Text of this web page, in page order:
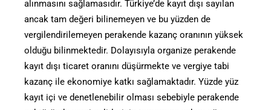
alınmasını sağlamasıdır. Türkiye’de kayıt dışı sayılan
ancak tam değeri bilinemeyen ve bu yüzden de
vergilendirilemeyen perakende kazanç oranının yüksek
olduğu bilinmektedir. Dolayısıyla organize perakende
kayıt dışı ticaret oranını düşürmekte ve vergiye tabi
kazanç ile ekonomiye katkı sağlamaktadır. Yüzde yüz
kayıt içi ve denetlenebilir olması sebebiyle perakende